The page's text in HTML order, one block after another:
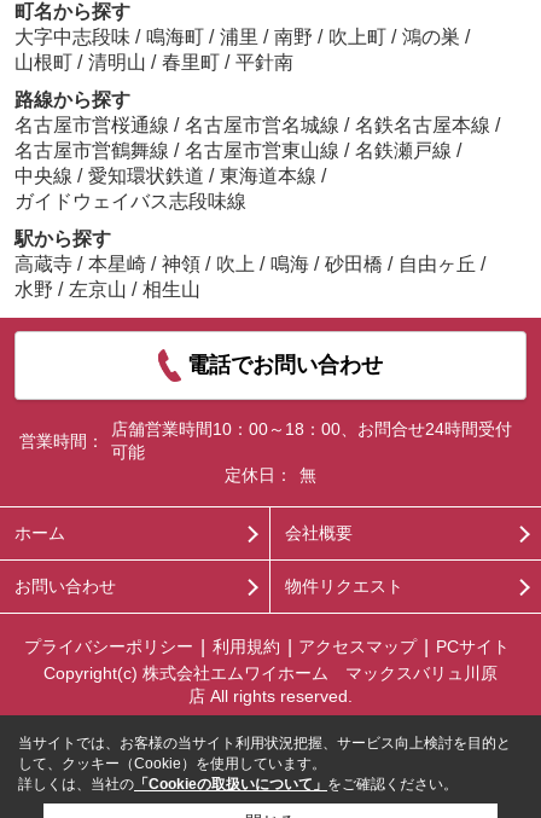
町名から探す
大字中志段味 / 鳴海町 / 浦里 / 南野 / 吹上町 / 鴻の巣 /
山根町 / 清明山 / 春里町 / 平針南
路線から探す
名古屋市営桜通線 / 名古屋市営名城線 / 名鉄名古屋本線 /
名古屋市営鶴舞線 / 名古屋市営東山線 / 名鉄瀬戸線 /
中央線 / 愛知環状鉄道 / 東海道本線 /
ガイドウェイバス志段味線
駅から探す
高蔵寺 / 本星崎 / 神領 / 吹上 / 鳴海 / 砂田橋 / 自由ヶ丘 /
水野 / 左京山 / 相生山
電話でお問い合わせ
営業時間：
店舗営業時間10：00～18：00、お問合せ24時間受付
可能
定休日：
無
ホーム 会社概要
お問い合わせ 物件リクエスト
プライバシーポリシー 利用規約 アクセスマップ
PCサイト
Copyright(c) 株式会社エムワイホーム マックスバリュ川原
店 All rights reserved.
当サイトでは、お客様の当サイト利用状況把握、サービス向上検討を目的と
して、クッキー（Cookie）を使用しています。
詳しくは、当社の 「Cookieの取扱いについて」 をご確認ください。